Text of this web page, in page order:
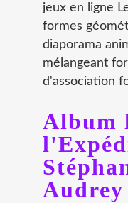
jeux en ligne
formes
diaporama
mélangeant
d'association
Album